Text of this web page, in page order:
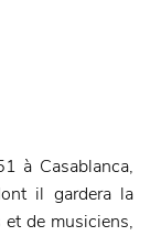
à Casablanca,
il gardera la
de musiciens,